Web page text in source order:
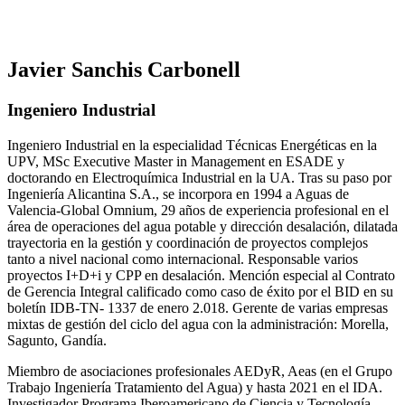
Javier Sanchis Carbonell
Ingeniero Industrial
Ingeniero Industrial en la especialidad Técnicas Energéticas en la
UPV, MSc Executive Master in Management en ESADE y
doctorando en Electroquímica Industrial en la UA. Tras su paso por
Ingeniería Alicantina S.A., se incorpora en 1994 a Aguas de
Valencia-Global Omnium, 29 años de experiencia profesional en el
área de operaciones del agua potable y dirección desalación, dilatada
trayectoria en la gestión y coordinación de proyectos complejos
tanto a nivel nacional como internacional. Responsable varios
proyectos I+D+i y CPP en desalación. Mención especial al Contrato
de Gerencia Integral calificado como caso de éxito por el BID en su
boletín IDB-TN- 1337 de enero 2.018. Gerente de varias empresas
mixtas de gestión del ciclo del agua con la administración: Morella,
Sagunto, Gandía.
Miembro de asociaciones profesionales AEDyR, Aeas (en el Grupo
Trabajo Ingeniería Tratamiento del Agua) y hasta 2021 en el IDA.